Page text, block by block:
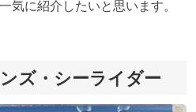
気に紹介したいと思います。
ズ・シーライダー